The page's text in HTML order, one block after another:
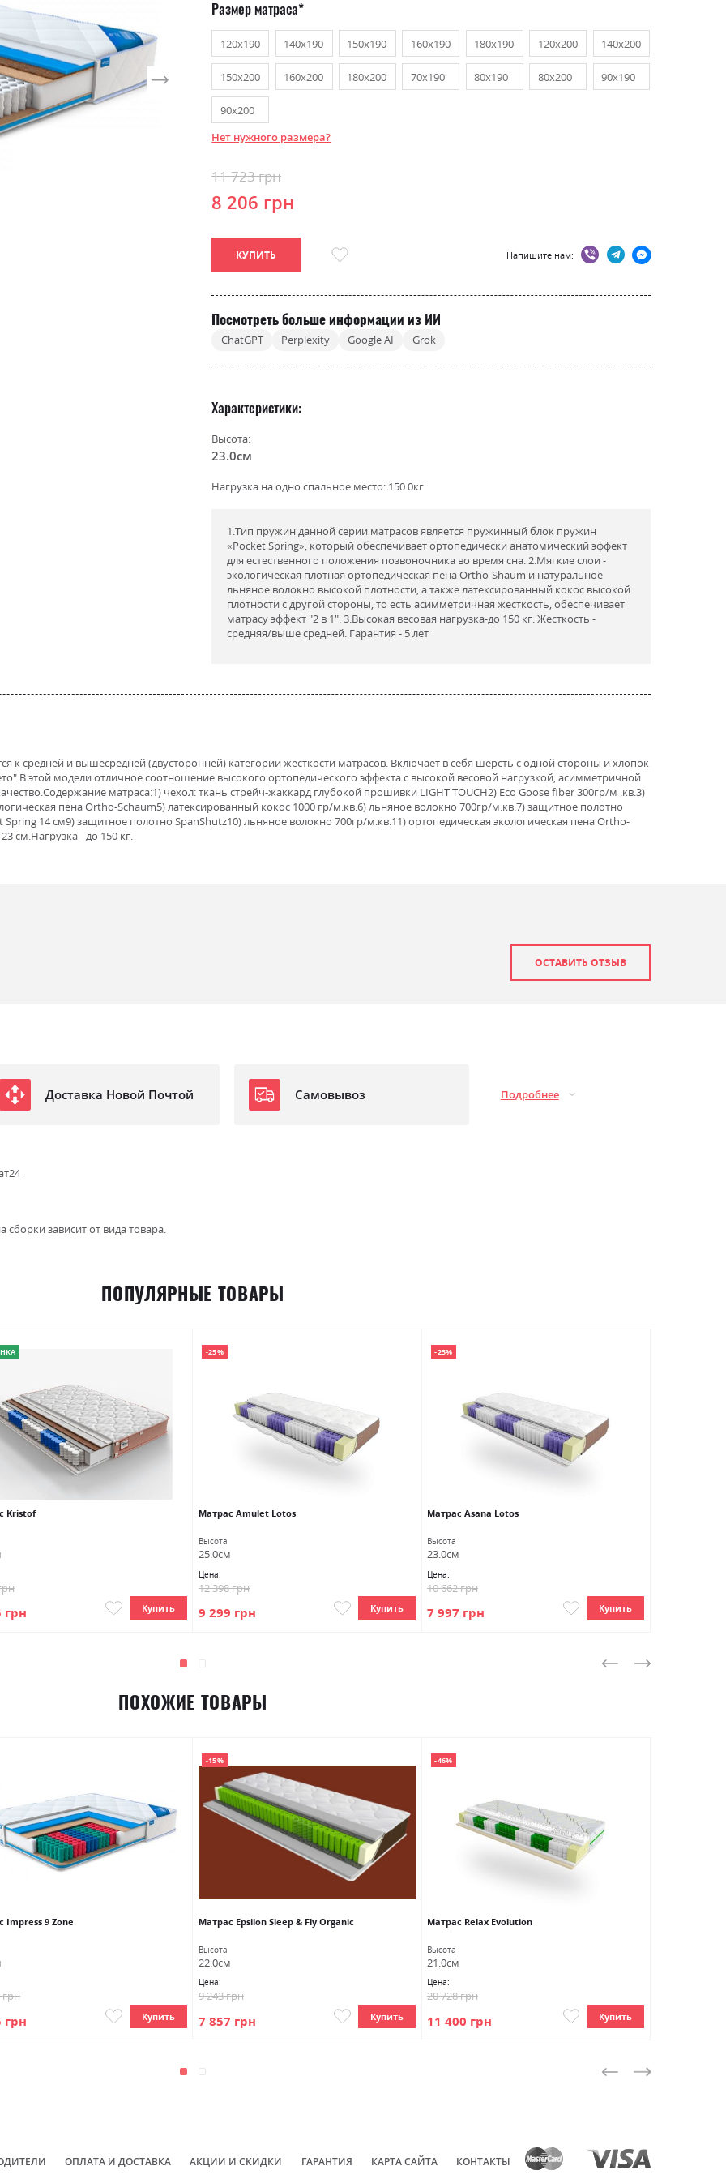
Размер матраса
120х190 140х190 150х190 160х190 180х190 120х200 140х200
150х200 160х200 180х200 70х190 80х190 80х200 90х190
90х200
Нет нужного размера?
8 206 грн
11 723 грн
КУПИТЬ Напишите нам:
Посмотреть больше информации из ИИ
ChatGPT Perplexity Google AI Grok
Характеристики
Высота:
23.0см
Нагрузка на одно спальное место: 150.0кг
1.Тип пружин данной серии матрасов является пружинный блок пружин
«Pocket Spring», который обеспечивает ортопедически анатомический эффект
для естественного положения позвоночника во время сна. 2.Мягкие слои -
экологическая плотная ортопедическая пена Ortho-Shaum и натуральное
льняное волокно высокой плотности, а также латексированный кокос высокой
плотности с другой стороны, то есть асимметричная жесткость, обеспечивает
матрасу эффект "2 в 1". 3.Высокая весовая нагрузка-до 150 кг. Жесткость -
средняя/выше средней. Гарантия - 5 лет
к средней и вышесредней (двусторонней) категории жесткости матрасов. Включает в себя шерсть с одной стороны и хлопок
этой модели отличное соотношение высокого ортопедического эффекта с высокой весовой нагрузкой, асимметричной
матраса:1) чехол: ткань стрейч-жаккард глубокой прошивки LIGHT TOUCH2) Eco Goose fiber 300гр/м .кв.3)
пена Ortho-Schaum5) латексированный кокос 1000 гр/м.кв.6) льняное волокно 700гр/м.кв.7) защитное полотно
14 см9) защитное полотно SpanShutz10) льняное волокно 700гр/м.кв.11) ортопедическая экологическая пена Ortho-
см.Нагрузка - до 150 кг.
ОСТАВИТЬ ОТЗЫВ
Доставка Новой Почтой Самовывоз Подробнее
зависит от вида товара.
ПОПУЛЯРНЫЕ ТОВАРЫ
Kristof
грн Купить
-25%
Матраc Amulet Lotos
Высота
25.0см
Цена:
9 299 грн
12 398 грн
Купить
-25%
Матраc Asana Lotos
Высота
23.0см
Цена:
7 997 грн
10 662 грн
Купить
ПОХОЖИЕ ТОВАРЫ
Impress 9 Zone
грн
грн
Купить
-15%
Матрас Epsilon Sleep & Fly Organic
Высота
22.0см
Цена:
7 857 грн
9 243 грн
Купить
-46%
Матраc Relax Evolution
Высота
21.0см
Цена:
11 400 грн
20 728 грн
Купить
ОПЛАТА И ДОСТАВКА АКЦИИ И СКИДКИ ГАРАНТИЯ КАРТА САЙТА КОНТАКТЫ